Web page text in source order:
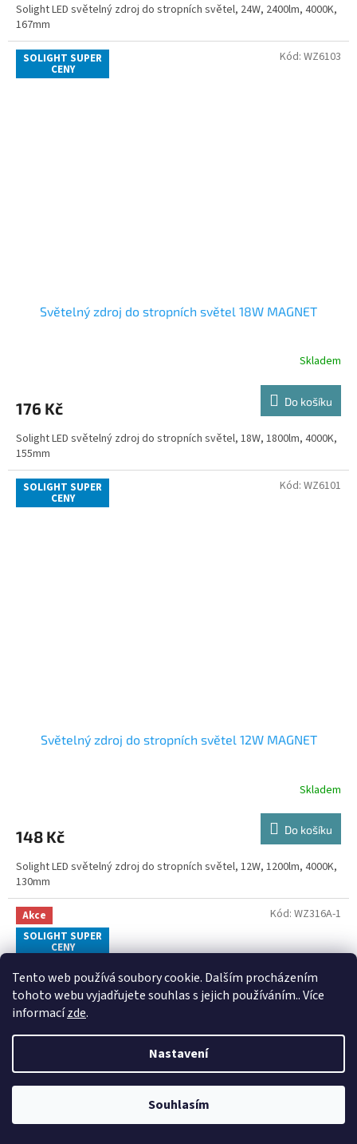
Tento web používá soubory cookie. Dalším procházením
tohoto webu vyjadřujete souhlas s jejich používáním.. Více
informacízde.
Nastavení
Souhlasím
Solight LED světelný zdroj do stropních světel, 24W, 2400lm, 4000K,
167mm
SOLIGHT SUPER
CENY
Světelný zdroj do stropních světel 18W MAGNET
Skladem
176 Kč Do košíku
Solight LED světelný zdroj do stropních světel, 18W, 1800lm, 4000K,
155mm
Kód: WZ6103
SOLIGHT SUPER
CENY
Světelný zdroj do stropních světel 12W MAGNET
Skladem
148 Kč Do košíku
Solight LED světelný zdroj do stropních světel, 12W, 1200lm, 4000K,
130mm
Kód: WZ6101
Akce
SOLIGHT SUPER
CENY
Kód: WZ316A-1